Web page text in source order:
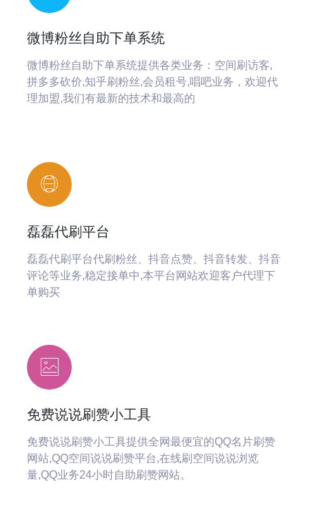
微博粉丝自助下单系统
微博粉丝自助下单系统提供各类业务：空间刷访客,
拼多多砍价,知乎刷粉丝,会员租号,唱吧业务，欢迎代
理加盟,我们有最新的技术和最高的
磊磊代刷平台
磊磊代刷平台代刷粉丝、抖音点赞、抖音转发、抖音
评论等业务,稳定接单中,本平台网站欢迎客户代理下
单购买
免费说说刷赞小工具
免费说说刷赞小工具提供全网最便宜的QQ名片刷赞
网站,QQ空间说说刷赞平台,在线刷空间说说浏览
量,QQ业务24小时自助刷赞网站。